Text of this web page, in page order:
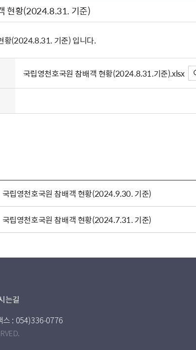
현황(2024.8.31. 기준)
황(2024.8.31. 기준) 입니다.
국립영천호국원 참배객 현황(2024.8.31.기준).xlsx
국립영천호국원 참배객 현황(2024.9.30. 기준)
국립영천호국원 참배객 현황(2024.7.31. 기준)
는길
스 : 054)336-0776